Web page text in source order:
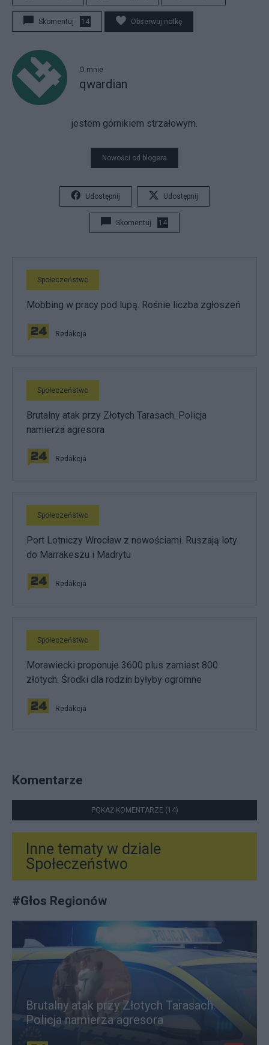
Skomentuj 14 Obserwuj notkę
O mnie
qwardian
jestem górnikiem strzałowym.
Nowości od blogera
Udostępnij Udostępnij
Skomentuj 14
Społeczeństwo
Mobbing w pracy pod lupą. Rośnie liczba zgłoszeń
Redakcja
Społeczeństwo
Brutalny atak przy Złotych Tarasach. Policja
namierza agresora
Redakcja
Społeczeństwo
Port Lotniczy Wrocław z nowościami. Ruszają loty
do Marrakeszu i Madrytu
Redakcja
Społeczeństwo
Morawiecki proponuje 3600 plus zamiast 800
złotych. Środki dla rodzin byłyby ogromne
Redakcja
Komentarze
POKAŻ KOMENTARZE (14)
Inne tematy w dziale
Społeczeństwo
#Głos Regionów
Brutalny atak przy Złotych Tarasach.
Policja namierza agresora